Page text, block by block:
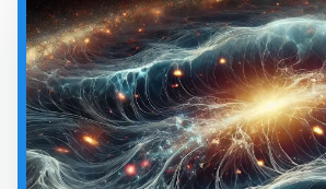
SVEMIR